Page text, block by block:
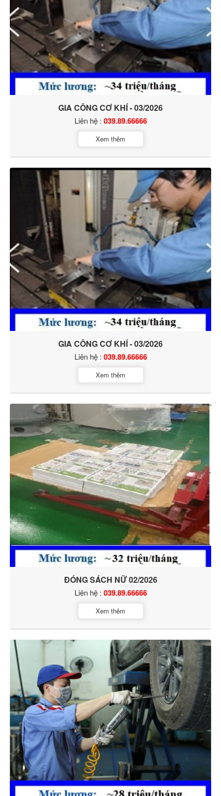
GIA CÔNG CƠ KHÍ - 03/2026
Liên hệ : 039.89.66666
Xem thêm
GIA CÔNG CƠ KHÍ - 03/2026
Liên hệ : 039.89.66666
Xem thêm
ĐÓNG SÁCH NỮ 02/2026
Liên hệ : 039.89.66666
Xem thêm